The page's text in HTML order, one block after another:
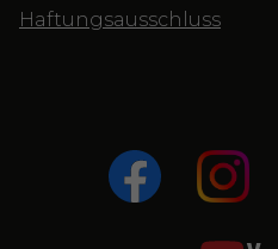
Haftungsausschluss